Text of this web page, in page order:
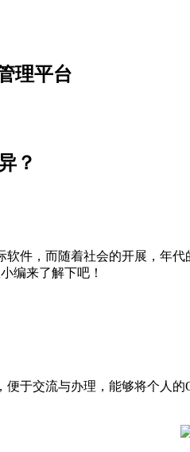
理平台
？
件，而随着社会的开展，年
编来了解下吧！
于交流与办理，能够将个人